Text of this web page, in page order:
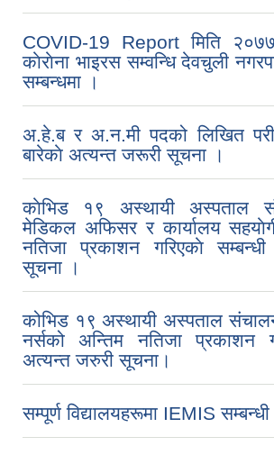
COVID-19 Report मिति
काेराेना भाइरस सम्वन्धि देवचुली
सम्बन्धमा ।
अ.हे.ब र अ.न.मी पदको लिखित
बारेकाे अत्यन्त जरूरी सूचना ।
काेभिड १९ अस्थायी अस्पताल
मेडिकल अफिसर र कार्यालय
नतिजा प्रकाशन गरिएकाे
सूचना ।
कोभिड १९ अस्थायी अस्पताल
नर्सको अन्तिम नतिजा प्रकाशन
अत्यन्त जरुरी सूचना।
सम्पूर्ण विद्यालयहरूमा IEMIS